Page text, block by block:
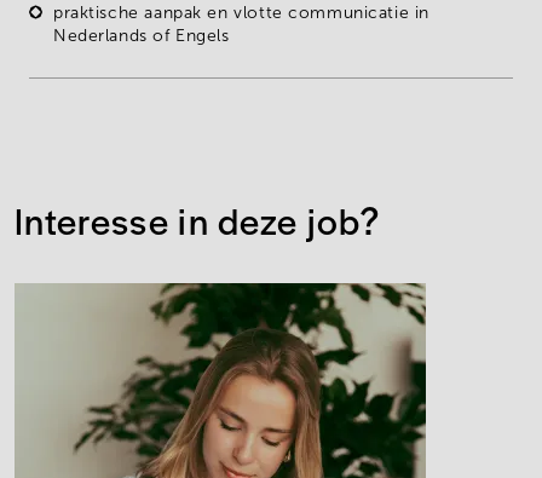
praktische aanpak en vlotte communicatie in
Nederlands of Engels
Interesse in deze job?